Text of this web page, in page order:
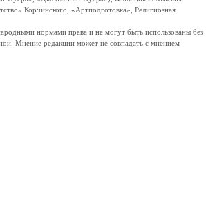
Корчинского, «Артподготовка», Религиозная
нормами права и не могут быть использованы без
Мнение редакции может не совпадать с мнением